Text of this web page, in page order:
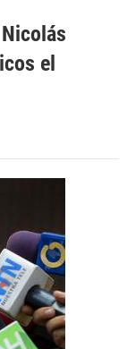
Nicolás
el